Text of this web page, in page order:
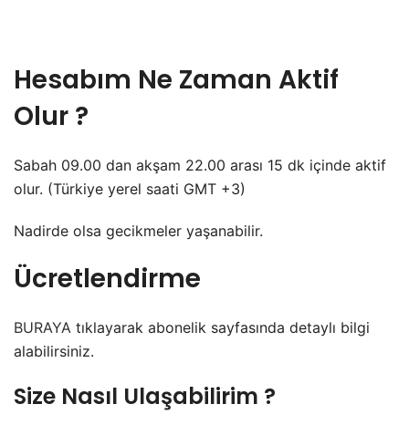
Hesabım Ne Zaman Aktif
Olur ?
Sabah 09.00 dan akşam 22.00 arası 15 dk içinde aktif
olur. (Türkiye yerel saati GMT +3)
Nadirde olsa gecikmeler yaşanabilir.
Ücretlendirme
BURAYA tıklayarak abonelik sayfasında detaylı bilgi
alabilirsiniz.
Size Nasıl Ulaşabilirim ?